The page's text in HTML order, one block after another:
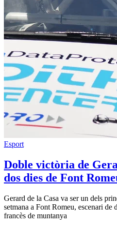
Esport
Doble victòria de
dos dies de Font
Gerard de la Casa va ser un dels
setmana a Font Romeu, escenari de
francès de muntanya